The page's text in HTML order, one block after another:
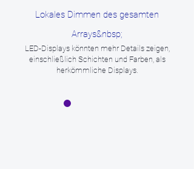
Lokales Dimmen des gesamten
Arrays&nbsp;
LED-Displays könnten mehr Details zeigen,
einschließlich Schichten und Farben, als
herkömmliche Displays.